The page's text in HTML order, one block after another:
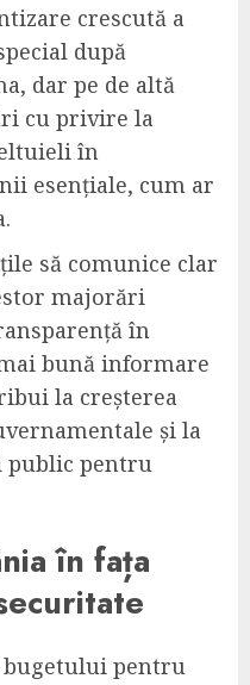
crescută a
după
dar pe de altă
cu privire la
în
esențiale, cum ar
să comunice clar
majorări
în
bună informare
la creșterea
și la
pentru
în fața
bugetului pentru